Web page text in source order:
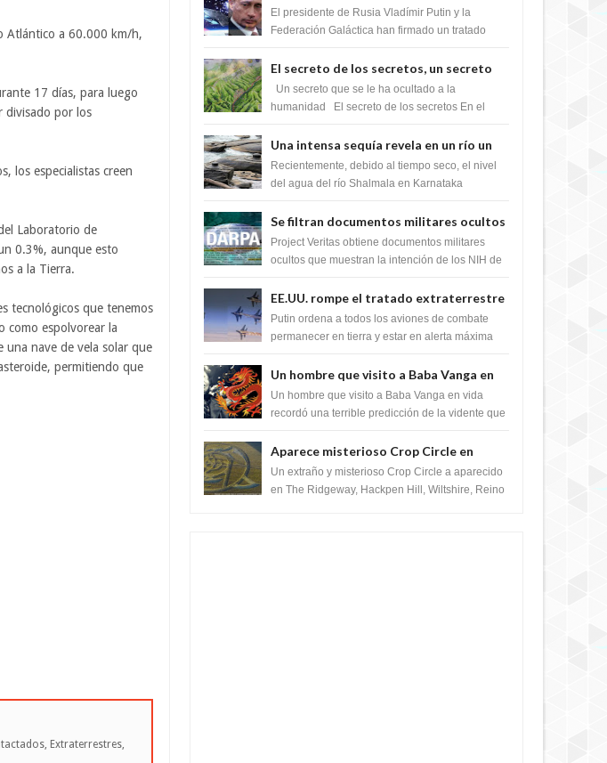
Atlántico a 60.000 km/h,
17 días, para luego
divisado por los
los especialistas creen
Laboratorio de
0.3%, aunque esto
a la Tierra.
tecnológicos que tenemos
como espolvorear la
una nave de vela solar que
permitiendo que
Extraterrestres,
la Federación Galactica han firmado un
tratado para acabar con los Sionistas?
El presidente de Rusia Vladímir Putin y la
Federación Galáctica han firmado un tratado
Si...
El secreto de los secretos, un secreto
que cambiaría por completo el destino
de la humanidad
Un secreto que se le ha ocultado a la
humanidad El secreto de los secretos En el
m...
Una intensa sequía revela en un río un
impresionante hallazgo de miles de
Shiva Lingas
Recientemente, debido al tiempo seco, el nivel
del agua del río Shalmala en Karnataka
Shiv...
Se filtran documentos militares ocultos
que muestran la intención de los NIH de
crear el SARS-CoV-2, utilizando la
Project Veritas obtiene documentos militares
ocultos que muestran la intención de los NIH de
EE.UU. rompe el tratado extraterrestre
y se prepara para destruir el misterioso
satélite "Caballero Negro"
Putin ordena a todos los aviones de combate
permanecer en tierra y estar en alerta máxima
el ...
Un hombre que visito a Baba Vanga en
vida recordó la terrible predicción de la
vidente para febrero de 2022.
Un hombre que visito a Baba Vanga en vida
recordó una terrible predicción de la vidente que
pron...
Aparece misterioso Crop Circle en
Reino Unido 23 de junio 2016
Un extraño y misterioso Crop Circle a aparecido
en The Ridgeway, Hackpen Hill, Wiltshire, Reino